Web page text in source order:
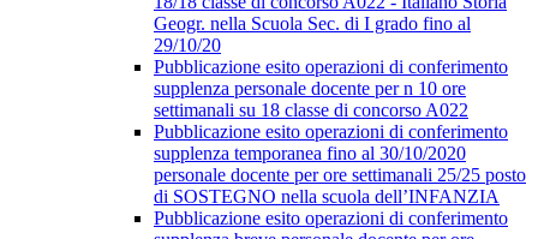
Geogr. nella Scuola Sec. di I grado fino al
29/10/20
Pubblicazione esito operazioni di conferimento
supplenza personale docente per n 10 ore
settimanali su 18 classe di concorso A022
Pubblicazione esito operazioni di conferimento
supplenza temporanea fino al 30/10/2020
personale docente per ore settimanali 25/25 posto
di SOSTEGNO nella scuola dell’INFANZIA
Pubblicazione esito operazioni di conferimento